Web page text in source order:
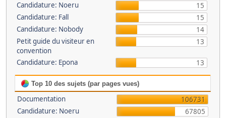
Candidature: Noeru
15
Candidature: Fall
15
Candidature: Nobody
14
Petit guide du visiteur en
convention
13
Candidature: Epona 13
Top 10 des sujets (par pages vues)
Documentation
106731
Candidature: Noeru
67805